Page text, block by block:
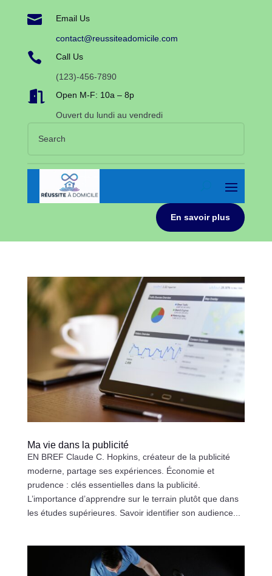
 Email Us
contact@reussiteadomicile.com
 Call Us
(123)-456-7890
 Open M-F: 10a – 8p
Ouvert du lundi au vendredi
En savoir plus
Ma vie dans la publicité
EN BREF Claude C. Hopkins, créateur de la publicité
moderne, partage ses expériences. Économie et
prudence : clés essentielles dans la publicité.
L’importance d’apprendre sur le terrain plutôt que dans
les études supérieures. Savoir identifier son audience...